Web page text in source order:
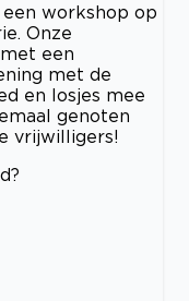
workshop op
Onze
een
met de
en losjes mee
genoten
vrijwilligers!